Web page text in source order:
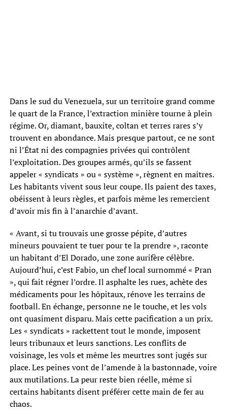
Dans le sud du Venezuela, sur un territoire grand comme
le quart de la France, l’extraction minière tourne à plein
régime. Or, diamant, bauxite, coltan et terres rares s’y
trouvent en abondance. Mais presque partout, ce ne sont
ni l’État ni des compagnies privées qui contrôlent
l’exploitation. Des groupes armés, qu’ils se fassent
appeler « syndicats » ou « système », règnent en maîtres.
Les habitants vivent sous leur coupe. Ils paient des taxes,
obéissent à leurs règles, et parfois même les remercient
d’avoir mis fin à l’anarchie d’avant.
« Avant, si tu trouvais une grosse pépite, d’autres
mineurs pouvaient te tuer pour te la prendre », raconte
un habitant d’El Dorado, une zone aurifère célèbre.
Aujourd’hui, c’est Fabio, un chef local surnommé « Pran
», qui fait régner l’ordre. Il asphalte les rues, achète des
médicaments pour les hôpitaux, rénove les terrains de
football. En échange, personne ne le touche, et les vols
ont quasiment disparu. Mais cette pacification a un prix.
Les « syndicats » rackettent tout le monde, imposent
leurs tribunaux et leurs sanctions. Les conflits de
voisinage, les vols et même les meurtres sont jugés sur
place. Les peines vont de l’amende à la bastonnade, voire
aux mutilations. La peur reste bien réelle, même si
certains habitants disent préférer cette main de fer au
chaos.